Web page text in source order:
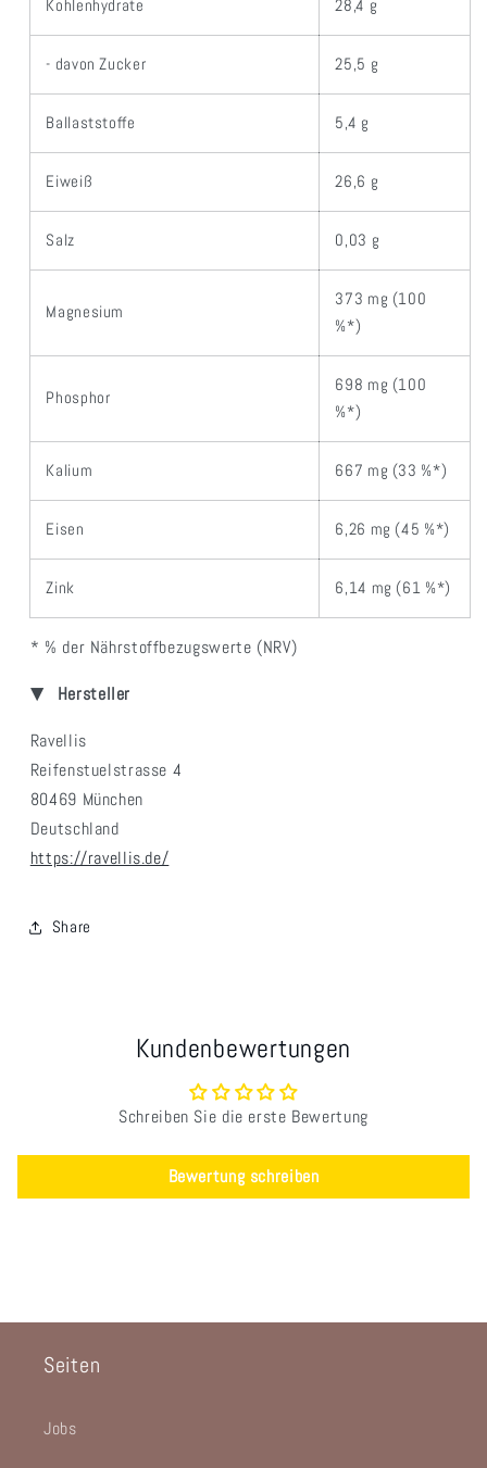
Kohlenhydrate 28,4 g
- davon Zucker 25,5 g
Ballaststoffe 5,4 g
Eiweiß 26,6 g
Salz 0,03 g
Magnesium
373 mg (100
%*)
Phosphor
698 mg (100
%*)
Kalium 667 mg (33 %*)
Eisen 6,26 mg (45 %*)
Zink 6,14 mg (61 %*)
* % der Nährstoffbezugswerte (NRV)
Hersteller
Ravellis
Reifenstuelstrasse 4
80469 München
Deutschland
https://ravellis.de/
Share
Kundenbewertungen
Schreiben Sie die erste Bewertung
Bewertung schreiben
Seiten
Jobs